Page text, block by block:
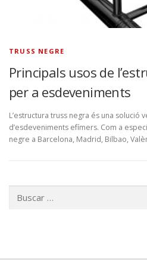
TRUSS NEGRE
Principals usos de
per a esdeveniments
L’estructura truss negra és una solució
d’esdeveniments efímers. Com a
negre a Barcelona, Madrid, Bilbao,